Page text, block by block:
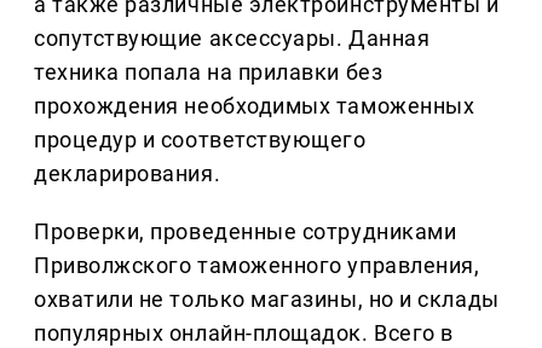
сопутствующие аксессуары. Данная
техника попала на прилавки без
прохождения необходимых таможенных
процедур и соответствующего
декларирования.
Проверки, проведенные сотрудниками
Приволжского таможенного управления,
охватили не только магазины, но и склады
популярных онлайн-площадок. Всего в